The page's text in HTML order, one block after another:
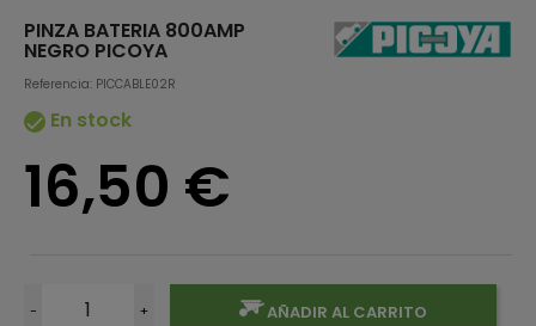
PINZA BATERIA 800AMP
NEGRO PICOYA
Referencia: PICCABLE02R
 En stock
16,50 €
- + AÑADIR AL CARRITO